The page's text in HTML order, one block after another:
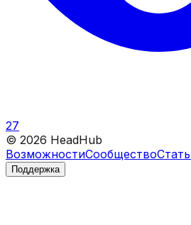
27
© 2026 HeadHub
ВозможностиСообщество
Поддержка